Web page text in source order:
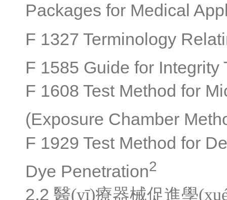
Packages for Medical
F 1327 Terminology
F 1585 Guide for
F 1608 Test Method for
(Exposure Chamber
F 1929 Test Method for
Dye Penetration2
2.2 醫(yī)療器械促進學